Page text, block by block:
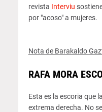
revista Interviu
por "acoso" a mujeres.
Nota de Barakaldo
RAFA MORA
Esta es la escoria que
extrema derecha. No